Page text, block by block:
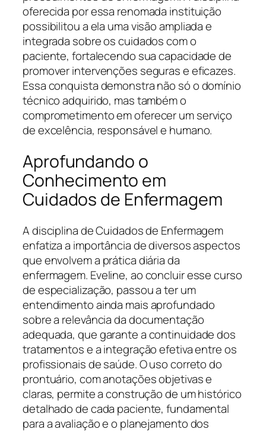
oferecida por essa renomada instituição
possibilitou a ela uma visão ampliada e
integrada sobre os cuidados com o
paciente, fortalecendo sua capacidade de
promover intervenções seguras e eficazes.
Essa conquista demonstra não só o domínio
técnico adquirido, mas também o
comprometimento em oferecer um serviço
de excelência, responsável e humano.
Aprofundando o
Conhecimento em
Cuidados de Enfermagem
A disciplina de Cuidados de Enfermagem
enfatiza a importância de diversos aspectos
que envolvem a prática diária da
enfermagem. Eveline, ao concluir esse curso
de especialização, passou a ter um
entendimento ainda mais aprofundado
sobre a relevância da documentação
adequada, que garante a continuidade dos
tratamentos e a integração efetiva entre os
profissionais de saúde. O uso correto do
prontuário, com anotações objetivas e
claras, permite a construção de um histórico
detalhado de cada paciente, fundamental
para a avaliação e o planejamento dos